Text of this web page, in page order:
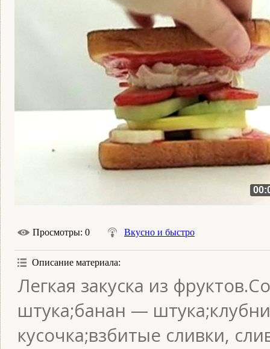
Просмотры: 0 Вкусно и быстро
Описание материала:
Легкая закуска из
штука;банан —
кусочка;взбитые сливки,